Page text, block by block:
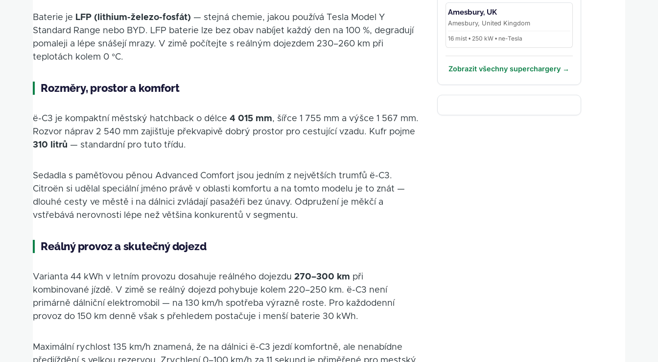
Baterie je LFP (lithium-železo-fosfát) — stejná chemie, jakou používá Tesla Model Y
Standard Range nebo BYD. LFP baterie lze bez obav nabíjet každý den na 100 %, degradují
pomaleji a lépe snášejí mrazy. V zimě počítejte s reálným dojezdem 230–260 km při
teplotách kolem 0 °C.
Rozměry, prostor a komfort
ë-C3 je kompaktní městský hatchback o délce4 015 mm, šířce 1 755 mm a výšce 1 567 mm.
Rozvor náprav 2 540 mm zajišťuje překvapivě dobrý prostor pro cestující vzadu. Kufr pojme
310 litrů — standardní pro tuto třídu.
Sedadla s paměťovou pěnou Advanced Comfort jsou jedním z největších trumfů ë-C3.
Citroën si udělal speciální jméno právě v oblasti komfortu a na tomto modelu je to znát —
dlouhé cesty ve městě i na dálnici zvládají pasažéři bez únavy. Odpružení je měkčí a
vstřebává nerovnosti lépe než většina konkurentů v segmentu.
Reálný provoz a skutečný dojezd
Varianta 44 kWh v letním provozu dosahuje reálného dojezdu270–300 km při
kombinované jízdě. V zimě se reálný dojezd pohybuje kolem 220–250 km. ë-C3 není
primárně dálniční elektromobil — na 130 km/h spotřeba výrazně roste. Pro každodenní
provoz do 150 km denně však s přehledem postačuje i menší baterie 30 kWh.
Maximální rychlost 135 km/h znamená, že na dálnici ë-C3 jezdí komfortně, ale nenabídne
Amesbury, UK
Amesbury, United Kingdom
16 míst • 250 kW • ne-Tesla
Zobrazit všechny superchargery →